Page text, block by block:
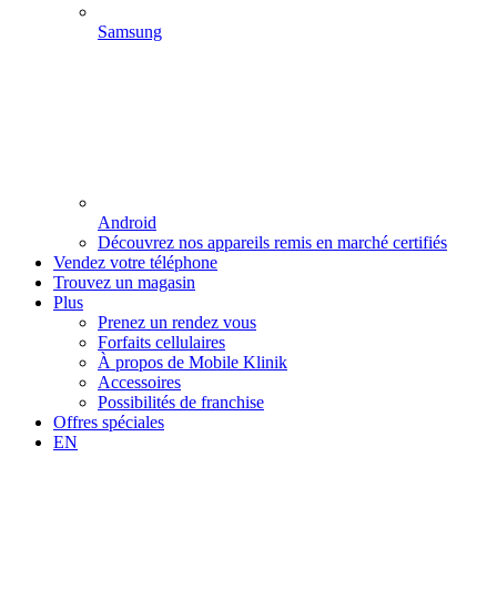
Samsung
Android
Découvrez nos appareils remis en marché certifiés
Vendez votre téléphone
Trouvez un magasin
Plus
Prenez un rendez vous
Forfaits cellulaires
À propos de Mobile Klinik
Accessoires
Possibilités de franchise
Offres spéciales
EN